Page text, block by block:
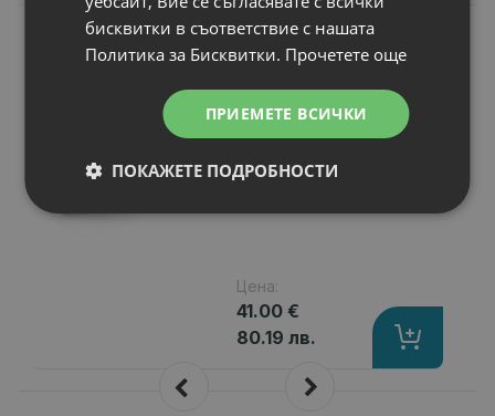
N
Батерия за лаптоп
Acer Aspire 7741G
Капацитет: 6600 mAh
Клетки: 9
Тип на батерията
: Заместител
Цена:
41.00 €
80.19 лв.
бисквитки в съответствие с нашата
Политика за Бисквитки. Прочетете още
ПРИЕМЕТЕ ВСИЧКИ
ПОКАЖЕТЕ ПОДРОБНОСТИ